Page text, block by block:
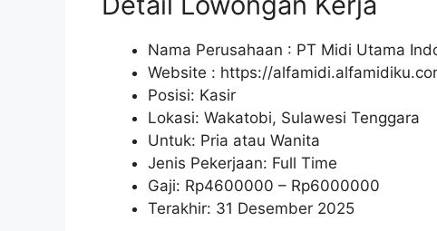
Nama Perusahaan : PT Midi Utama
Website : https://
Posisi: Kasir
Lokasi: Wakatobi, Sulawesi Tenggara
Untuk: Pria atau Wanita
Jenis Pekerjaan: Full Time
Gaji: Rp4600000 – Rp6000000
Terakhir: 31 Desember 2025